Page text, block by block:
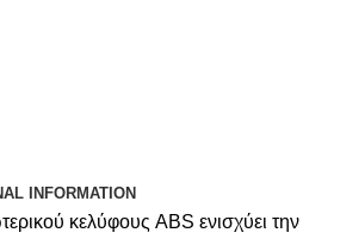
INFORMATION
κελύφους ABS ενισχύει την